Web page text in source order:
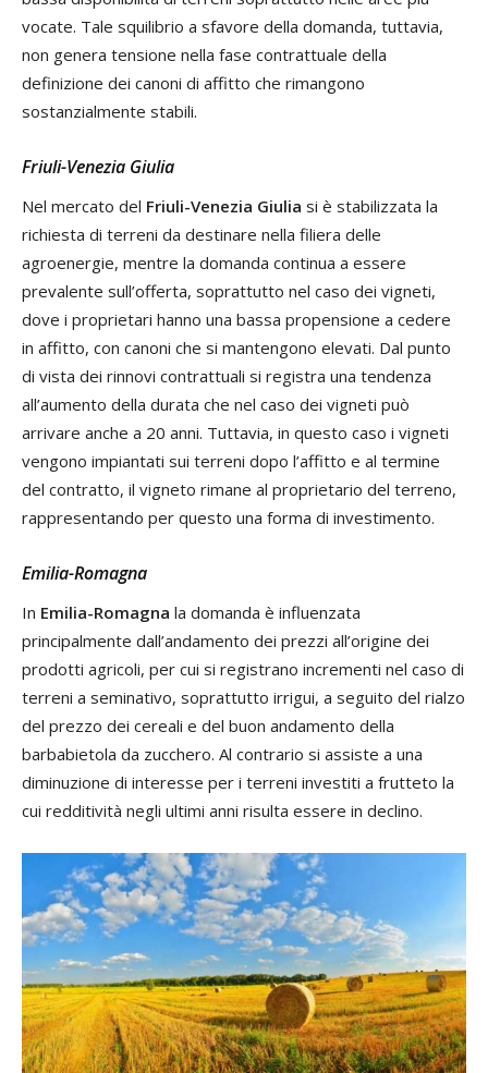
vocate. Tale squilibrio a sfavore della domanda, tuttavia,
non genera tensione nella fase contrattuale della
definizione dei canoni di affitto che rimangono
sostanzialmente stabili.
Friuli-Venezia Giulia
Nel mercato del Friuli-Venezia Giulia si è stabilizzata la
richiesta di terreni da destinare nella filiera delle
agroenergie, mentre la domanda continua a essere
prevalente sull’offerta, soprattutto nel caso dei vigneti,
dove i proprietari hanno una bassa propensione a cedere
in affitto, con canoni che si mantengono elevati. Dal punto
di vista dei rinnovi contrattuali si registra una tendenza
all’aumento della durata che nel caso dei vigneti può
arrivare anche a 20 anni. Tuttavia, in questo caso i vigneti
vengono impiantati sui terreni dopo l’affitto e al termine
del contratto, il vigneto rimane al proprietario del terreno,
rappresentando per questo una forma di investimento.
Emilia-Romagna
In Emilia-Romagna la domanda è influenzata
principalmente dall’andamento dei prezzi all’origine dei
prodotti agricoli, per cui si registrano incrementi nel caso di
terreni a seminativo, soprattutto irrigui, a seguito del rialzo
del prezzo dei cereali e del buon andamento della
barbabietola da zucchero. Al contrario si assiste a una
diminuzione di interesse per i terreni investiti a frutteto la
cui redditività negli ultimi anni risulta essere in declino.